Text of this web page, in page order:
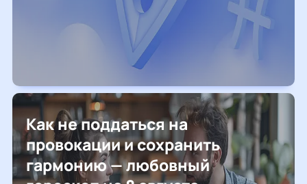
Как не поддаться на
провокации и сохранить
гармонию — любовный